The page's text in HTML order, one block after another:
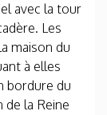
avec la tour
Les
maison du
à elles
bordure du
de la Reine